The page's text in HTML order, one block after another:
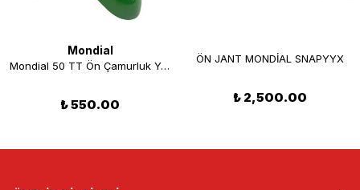
Mondial
Mondial 50 TT Ön Çamurluk Yeşil
₺ 550.00
ÖN JANT MONDİAL SNAPYYX
₺ 2,500.00